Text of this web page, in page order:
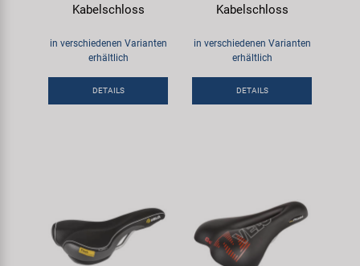
Kabelschloss
in verschiedenen Varianten
erhältlich
DETAILS
Kabelschloss
in verschiedenen Varianten
erhältlich
DETAILS